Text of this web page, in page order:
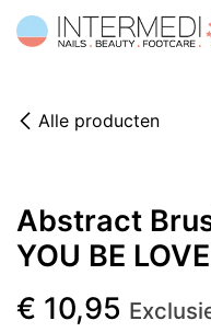
Overslaan naar inhoud
Alle producten
Abstract
YOU BE
€ 10,95